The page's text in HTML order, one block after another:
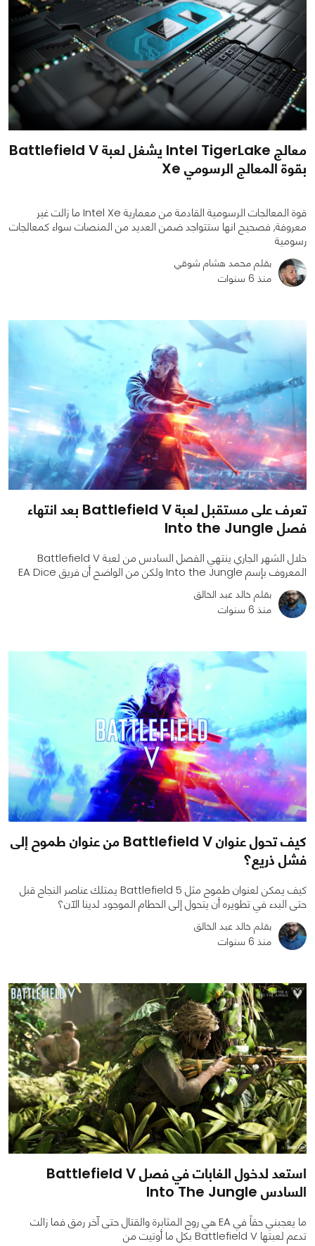
1948
معالج Intel TigerLake يشغل لعبة Battlefield V
بقوة المعالج الرسومي Xe
قوة المعالجات الرسومية القادمة من معمارية Intel Xe ما زالت غير
معروفة, فصحيح انها ستتواجد ضمن العديد من المنصات سواء كمعالجات
رسومية
بقلم محمد هشام شوقي
منذ 6 سنوات
تعرف على مستقبل لعبة Battlefield V بعد انتهاء
فصل Into the Jungle
خلال الشهر الجاري ينتهي الفصل السادس من لعبة Battlefield V
المعروف بإسم Into the Jungle ولكن من الواضح أن فريق EA Dice
بقلم خالد عبد الخالق
منذ 6 سنوات
كيف تحول عنوان Battlefield V من عنوان طموح إلى
فشل ذريع؟
كيف يمكن لعنوان طموح مثل Battlefield 5 يمتلك عناصر النجاح قبل
حتى البدء في تطويره أن يتحول إلى الحطام الموجود لدينا الآن؟
بقلم خالد عبد الخالق
منذ 6 سنوات
استعد لدخول الغابات في فصل Battlefield V
السادس Into The Jungle
ما يعجبني حقاً في EA هي روح المثابرة والقتال حتى آخر رمق فما زالت
تدعم لعبتها Battlefield V بكل ما أوتيت من